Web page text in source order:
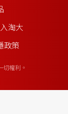
淘大
政策
切權利。